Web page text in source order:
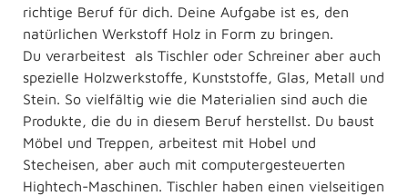
richtige Beruf für dich. Deine Aufgabe ist es, den
natürlichen Werkstoff Holz in Form zu bringen.
Du verarbeitest als Tischler oder Schreiner aber auch
spezielle Holzwerkstoffe, Kunststoffe, Glas, Metall und
Stein. So vielfältig wie die Materialien sind auch die
Produkte, die du in diesem Beruf herstellst. Du baust
Möbel und Treppen, arbeitest mit Hobel und
Stecheisen, aber auch mit computergesteuerten
Hightech-Maschinen. Tischler haben einen vielseitigen